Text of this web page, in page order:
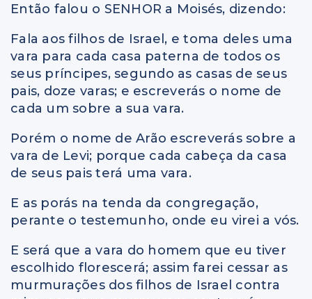
Então falou o SENHOR a Moisés, dizendo:
Fala aos filhos de Israel, e toma deles uma
vara para cada casa paterna de todos os
seus príncipes, segundo as casas de seus
pais, doze varas; e escreverás o nome de
cada um sobre a sua vara.
Porém o nome de Arão escreverás sobre a
vara de Levi; porque cada cabeça da casa
de seus pais terá uma vara.
E as porás na tenda da congregação,
perante o testemunho, onde eu virei a vós.
E será que a vara do homem que eu tiver
escolhido florescerá; assim farei cessar as
murmurações dos filhos de Israel contra